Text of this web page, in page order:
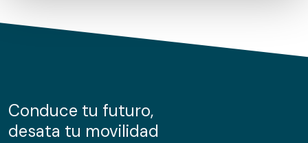
de cookies.
información sobre el uso que haga del sitio web con
nuestros partners de redes sociales, publicidad y análisis
Conduce tu futuro,
desata tu movilidad